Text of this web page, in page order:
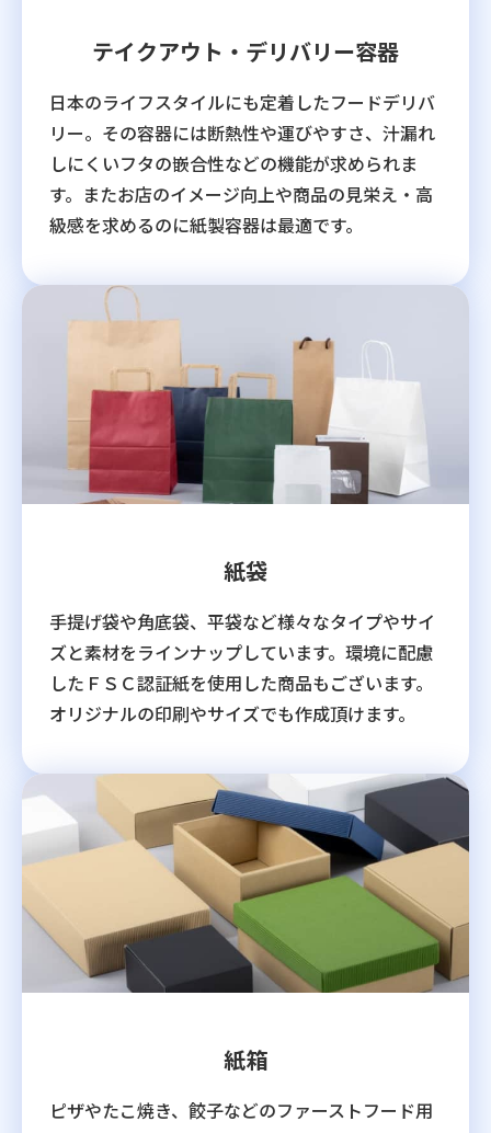
テイクアウト・デリバリー容器
日本のライフスタイルにも定着したフードデリバ
リー。その容器には断熱性や運びやすさ、汁漏れ
しにくいフタの嵌合性などの機能が求められま
す。またお店のイメージ向上や商品の見栄え・高
級感を求めるのに紙製容器は最適です。
紙袋
手提げ袋や角底袋、平袋など様々なタイプやサイ
ズと素材をラインナップしています。環境に配慮
したＦＳＣ認証紙を使用した商品もございます。
オリジナルの印刷やサイズでも作成頂けます。
紙箱
ピザやたこ焼き、餃子などのファーストフード用